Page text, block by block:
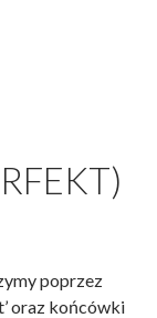
poprzez
oraz końcówki